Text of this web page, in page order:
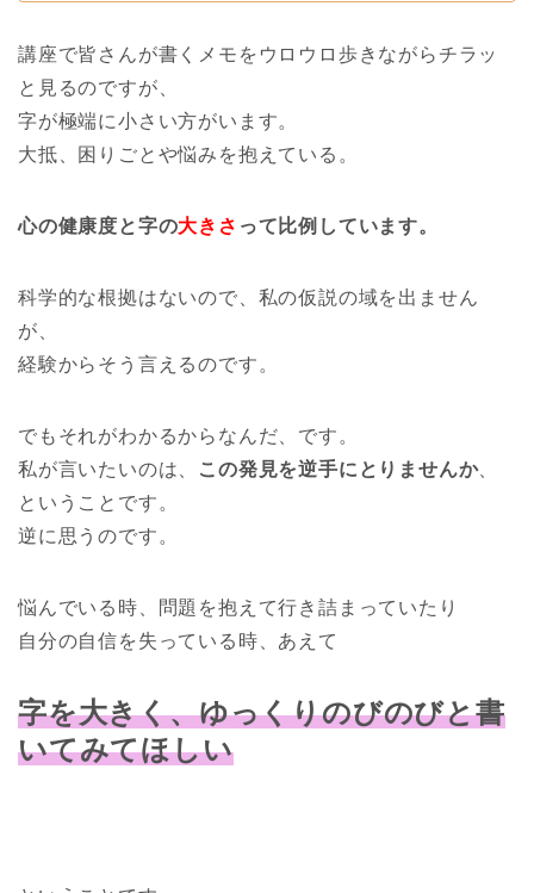
講座で皆さんが書くメモをウロウロ歩きながらチラッ
と見るのですが、
字が極端に小さい方がいます。
大抵、困りごとや悩みを抱えている。
心の健康度と字の大きさ って比例しています。
科学的な根拠はないので、私の仮説の域を出ません
が、
経験からそう言えるのです。
でもそれがわかるからなんだ、です。
私が言いたいのは、
この発見を逆手にとりませんか、
ということです。
逆に思うのです。
悩んでいる時、問題を抱えて行き詰まっていたり
自分の自信を失っている時、あえて
字を大きく、ゆっくりのびのびと書
いてみてほしい